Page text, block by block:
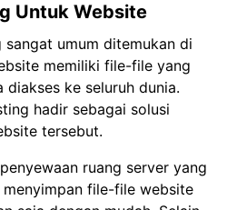
Untuk Website
sangat umum ditemukan di
memiliki file-file yang
ke seluruh dunia.
hadir sebagai solusi
tersebut.
ruang server yang
file-file website